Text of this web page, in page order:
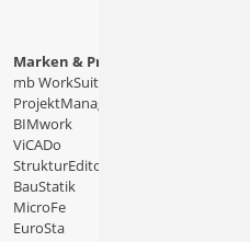
Marken & Produkte
mb WorkSuite
ProjektManager
BIMwork
ViCADo
StrukturEditor
BauStatik
MicroFe
EuroSta